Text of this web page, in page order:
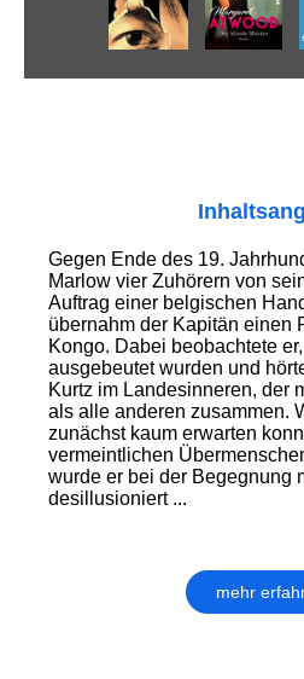
Gegen Ende des 19.
Marlow vier Zuhörern von
Auftrag einer belgischen
übernahm der Kapitän einen
Kongo. Dabei beobachtete
ausgebeutet wurden und
Kurtz im Landesinneren, der
als alle anderen zusammen.
zunächst kaum erwarten
vermeintlichen
wurde er bei der Begegnung
desillusioniert ...
mehr